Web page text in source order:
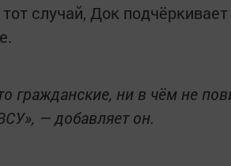
случай, Док
гражданские, ни в чём не
— добавляет он.